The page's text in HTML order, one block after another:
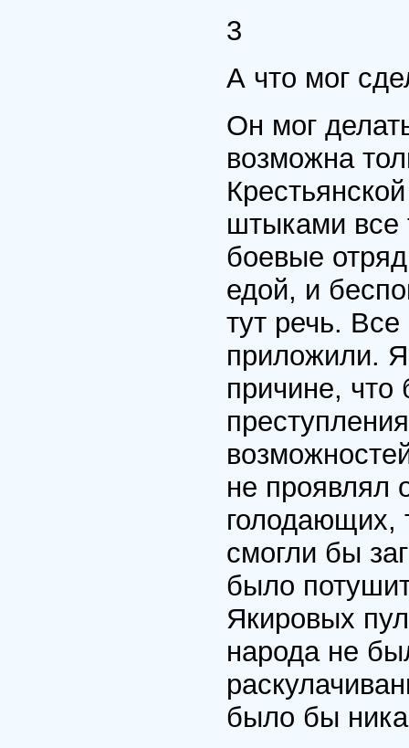
3
А что мог
Он мог
возможна
штыками все
боевые
едой, и
тут речь.
приложили.
причине, что
не проявлял
голодающих,
смогли бы
было
Якировых
народа не
было бы